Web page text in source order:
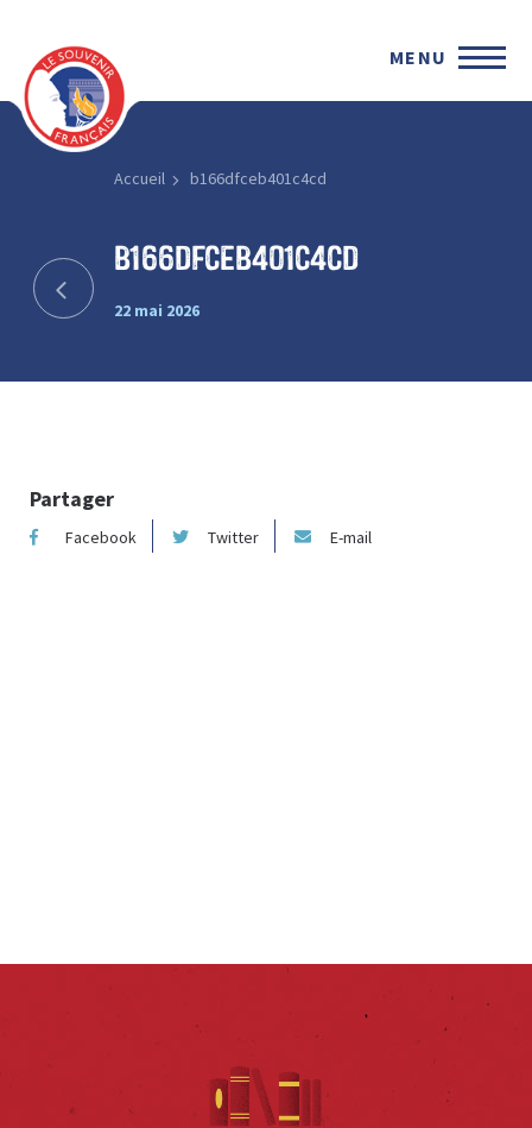
MENU
Accueil b166dfceb401c4cd
b166dfceb401c4cd
22 mai 2026
Partager
Facebook Twitter E-mail